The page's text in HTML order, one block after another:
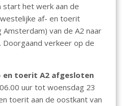
het werk aan de
af- en toerit
van de A2 naar
verkeer op de
en toerit A2 afgesloten
uur tot woensdag 23
toerit aan de oostkant van